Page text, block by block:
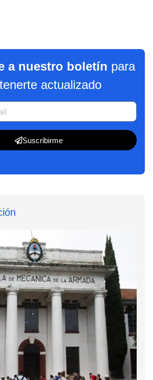
a nuestro boletín para
actualizado
Suscribirme